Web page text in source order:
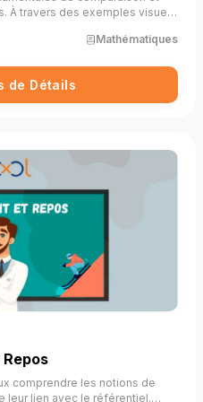
À travers des exemples visuels
les opérations (addition,
et concrète permet d’ancrer
dans des représentations
Mathématiques
de Détails
comprendre les notions de
leur lien avec le référentiel.